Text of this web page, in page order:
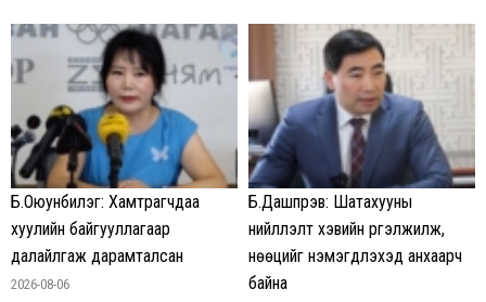
Б.Оюунбилэг: Хамтрагчдаа
хуулийн байгууллагаар
далайлгаж дарамталсан
2026-08-06
Б.Дашпүрэв: Шатахууны
нийлүүлэлт хэвийн үргэлжилж,
нөөцийг нэмэгдүүлэхэд анхаарч
байна